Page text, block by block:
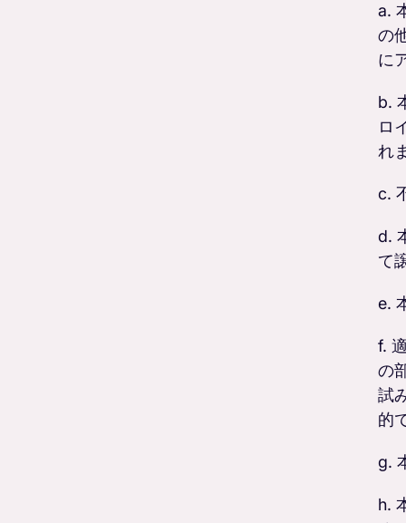
a.
の
に
b.
ロ
れ
c.
d.
て
e.
f.
の
試
的
g.
h.